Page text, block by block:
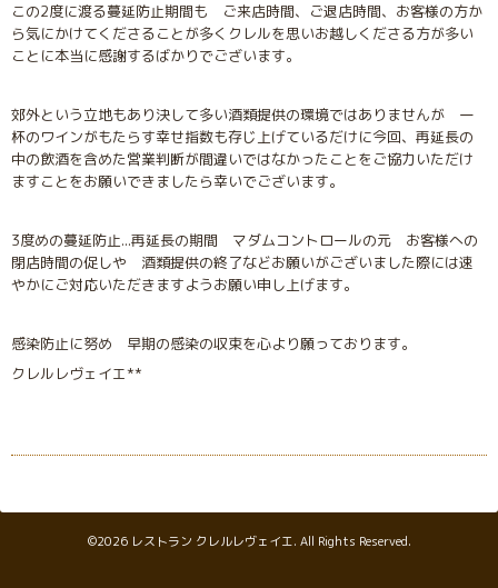
この2度に渡る蔓延防止期間も ご来店時間、ご退店時間、お客様の方か
ら気にかけてくださることが多くクレルを思いお越しくださる方が多い
ことに本当に感謝するばかりでございます。
郊外という立地もあり決して多い酒類提供の環境ではありませんが 一
杯のワインがもたらす幸せ指数も存じ上げているだけに今回、再延長の
中の飲酒を含めた営業判断が間違いではなかったことをご協力いただけ
ますことをお願いできましたら幸いでございます。
3度めの蔓延防止...再延長の期間 マダムコントロールの元 お客様への
閉店時間の促しや 酒類提供の終了などお願いがございました際には速
やかにご対応いただきますようお願い申し上げます。
感染防止に努め 早期の感染の収束を心より願っております。
クレルレヴェイエ**
©2026 レストラン クレルレヴェイエ. All Rights Reserved.